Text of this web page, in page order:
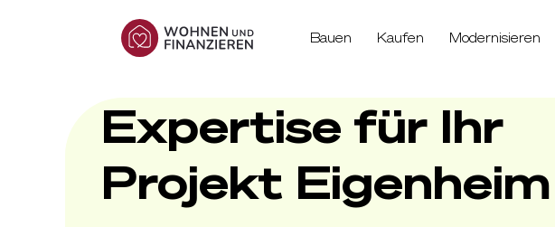
Bauen Kaufen Modernisieren
Expertise für Ihr
Projekt Eigenheim